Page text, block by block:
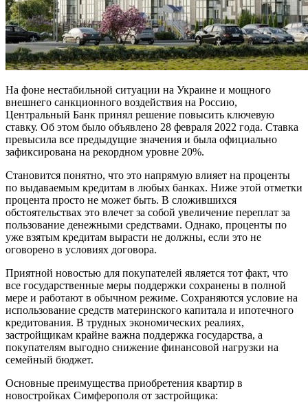
На фоне нестабильной ситуации на Украине и мощного
внешнего санкционного воздействия на Россию,
Центральный Банк принял решение повысить ключевую
ставку. Об этом было объявлено 28 февраля 2022 года. Ставка
превысила все предыдущие значения и была официально
зафиксирована на рекордном уровне 20%.
Становится понятно, что это напрямую влияет на проценты
по выдаваемым кредитам в любых банках. Ниже этой отметки
процента просто не может быть. В сложившихся
обстоятельствах это влечет за собой увеличение переплат за
пользование денежными средствами. Однако, проценты по
уже взятым кредитам вырасти не должны, если это не
оговорено в условиях договора.
Приятной новостью для покупателей является тот факт, что
все государственные меры поддержки сохранены в полной
мере и работают в обычном режиме. Сохраняются условие на
использование средств материнского капитала и ипотечного
кредитования. В трудных экономических реалиях,
застройщикам крайне важна поддержка государства, а
покупателям выгодно снижение финансовой нагрузки на
семейный бюджет.
Основные преимущества приобретения квартир в
новостройках Симферополя от застройщика: